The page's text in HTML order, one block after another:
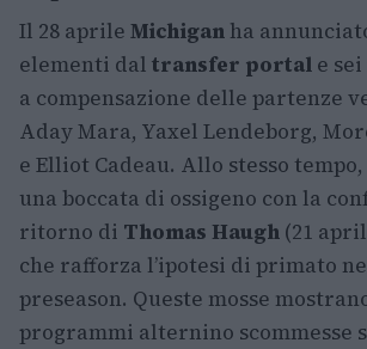
Il 28 aprile Michigan ha
elementi dal transfer portal e
a compensazione delle partenze
Aday Mara, Yaxel Lendeborg,
e Elliot Cadeau. Allo stesso tempo,
una boccata di ossigeno con la
ritorno di Thomas Haugh (21
che rafforza l’ipotesi di primato
preseason. Queste mosse
programmi alternino scommesse